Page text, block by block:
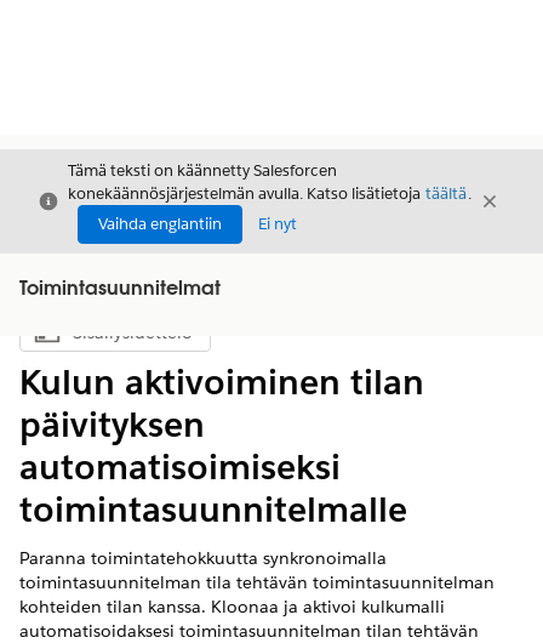
Sulje
Tämä teksti on käännetty Salesforcen
konekäännösjärjestelmän avulla. Katso lisätietoja täältä.
Vaihda englantiin
Ei nyt
Sulje
Toimintasuunnitelmat
Näytä sisällysluettelo
Sisällysluettelo
Kulun aktivoiminen tilan
päivityksen
automatisoimiseksi
toimintasuunnitelmalle
Paranna toimintatehokkuutta synkronoimalla
toimintasuunnitelman tila tehtävän toimintasuunnitelman
kohteiden tilan kanssa. Kloonaa ja aktivoi kulkumalli
automatisoidaksesi toimintasuunnitelman tilan tehtävän